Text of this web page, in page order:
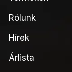
Rólunk
Hírek
Árlista